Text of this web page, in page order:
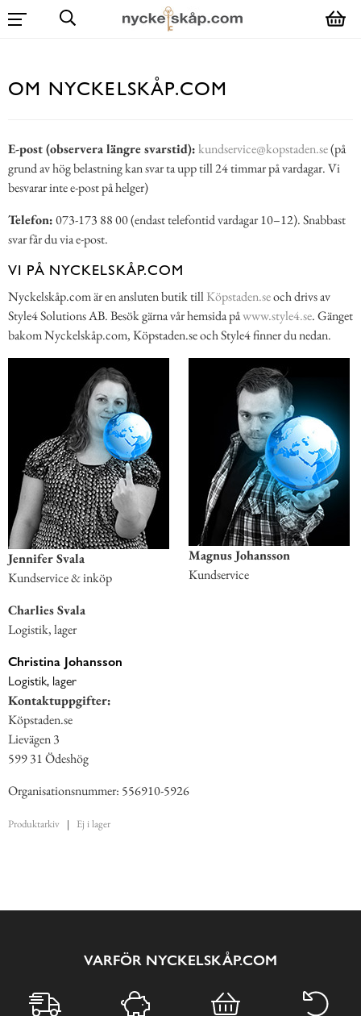
OM NYCKELSKÅP.COM
E-post (observera längre svarstid):kundservice@kopstaden.se(på
grund av hög belastning kan svar ta upp till 24 timmar på vardagar. Vi
besvarar inte e-post på helger)
Telefon:073-173 88 00 (endast telefontid vardagar 10–12). Snabbast
svar får du via e-post.
VI PÅ NYCKELSKÅP.COM
Nyckelskåp.com är en ansluten butik tillKöpstaden.seoch drivs av
Style4 Solutions AB. Besök gärna vår hemsida påwww.style4.se. Gänget
bakom Nyckelskåp.com, Köpstaden.se och Style4 finner du nedan.
Jennifer Svala
Kundservice & inköp
Magnus Johansson
Kundservice
Charlies Svala
Logistik, lager
Christina Johansson
Logistik, lager
Kontaktuppgifter:
Köpstaden.se
Lievägen 3
599 31 Ödeshög
Organisationsnummer: 556910-5926
Produktarkiv | Ej i lager
VARFÖR NYCKELSKÅP.COM